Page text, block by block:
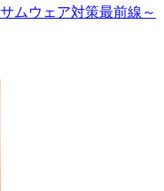
ムウェア対策最前線～